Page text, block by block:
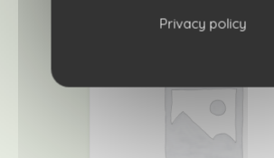
Privacy policy